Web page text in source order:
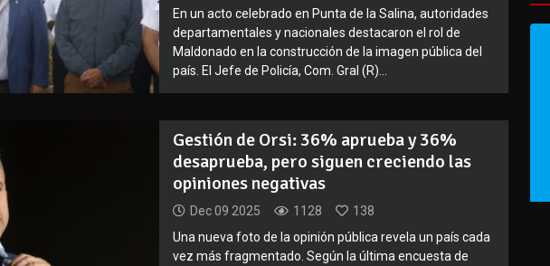
En un acto celebrado en Punta de la Salina, autoridades
departamentales y nacionales destacaron el rol de
Maldonado en la construcción de la imagen pública del
país. El Jefe de Policía, Com. Gral (R)...
Gestión de Orsi: 36% aprueba y 36%
desaprueba, pero siguen creciendo las
opiniones negativas
Dec 09 2025 1128
138
Una nueva foto de la opinión pública revela un país cada
vez más fragmentado. Según la última encuesta de